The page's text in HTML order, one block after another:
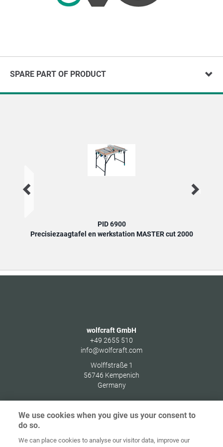
SPARE PART OF PRODUCT
PID 6900
Precisiezaagtafel en werkstation MASTER cut 2000
wolfcraft GmbH
+49 2655 510
info@wolfcraft.com
Wolffstraße 1
56746 Kempenich
Germany
Home Contact Colofon
We use cookies when you give us your consent to
do so.
We can place cookies to analyse our visitor data, improve our